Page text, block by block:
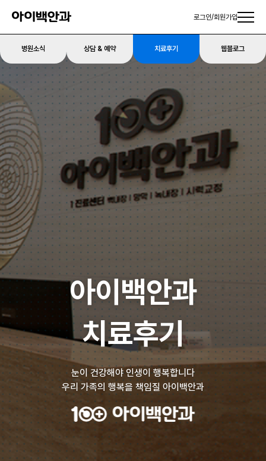
로그인/회원가입
아이백안과
치료후기
눈이 건강해야 인생이 행복합니다
우리 가족의 행복을 책임질 아이백안과
병원소식 상담 & 예약 치료후기 웹블로그